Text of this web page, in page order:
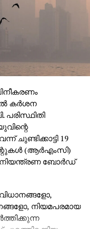
കര്‍ശന
19
(ആര്‍എംസി)
നിയന്ത്രണ ബോര്‍ഡ്
നിയമപരമായ